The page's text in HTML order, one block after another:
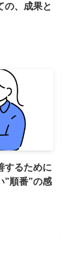
の、成果と
するために
”順番”の感